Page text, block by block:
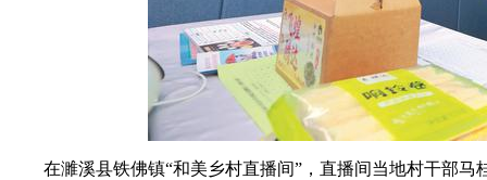
在濉溪县铁佛镇“和美乡村直播间”，直播间当地村干部马